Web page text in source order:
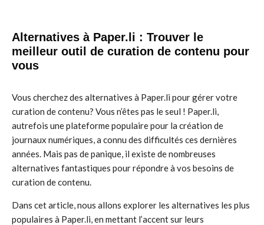
Alternatives à Paper.li : Trouver le
meilleur outil de curation de contenu pour
vous
Vous cherchez des alternatives à Paper.li pour gérer votre
curation de contenu? Vous n’êtes pas le seul ! Paper.li,
autrefois une plateforme populaire pour la création de
journaux numériques, a connu des difficultés ces dernières
années. Mais pas de panique, il existe de nombreuses
alternatives fantastiques pour répondre à vos besoins de
curation de contenu.
Dans cet article, nous allons explorer les alternatives les plus
populaires à Paper.li, en mettant l’accent sur leurs